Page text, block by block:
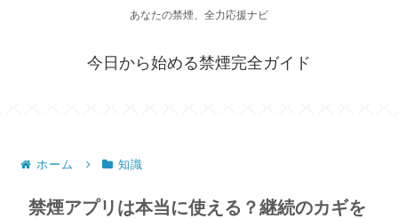
あなたの禁煙、全力応援ナビ
今日から始める禁煙完全ガイド
ホーム 知識
禁煙アプリは本当に使える？継続のカギを